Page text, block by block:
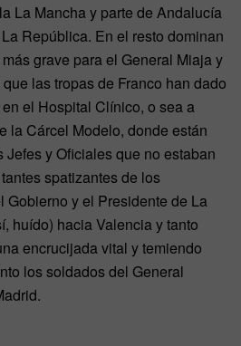
La Mancha y parte de Andalucía
República. En el resto dominan
grave para el General Miaja y
las tropas de Franco han dado
el Hospital Clínico, o sea a
la Cárcel Modelo, donde están
Jefes y Oficiales que no estaban
spatizantes de los
Gobierno y el Presidente de La
huído) hacia Valencia y tanto
encrucijada vital y temiendo
los soldados del General